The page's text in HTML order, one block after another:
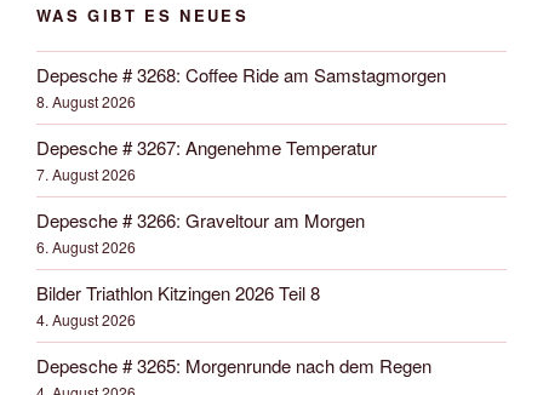
WAS GIBT ES NEUES
Depesche # 3268: Coffee Ride am Samstagmorgen
8. August 2026
Depesche # 3267: Angenehme Temperatur
7. August 2026
Depesche # 3266: Graveltour am Morgen
6. August 2026
Bilder Triathlon Kitzingen 2026 Teil 8
4. August 2026
Depesche # 3265: Morgenrunde nach dem Regen